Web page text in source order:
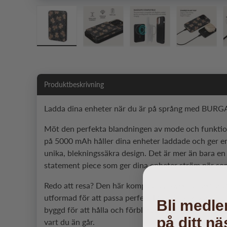
Produktbeskrivning
Ladda dina enheter när du är på språng med
Möt den perfekta blandningen av mode och
på 5000 mAh håller dina enheter laddade och ger
unika, blekningssäkra design. Det är mer än bara
statement piece som ger dina enheter ström när
Redo att resa? Den här kompakta powerbanken är
utformad för att passa perfekt i fickan eller väskan.
byggd för att hålla och förbli repfri, vilket håller dina
vart du än går.
Bli
på ditt